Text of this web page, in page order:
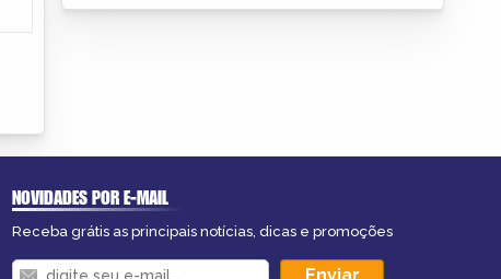
NOVIDADES POR E-MAIL
Receba grátis as principais notícias, dicas e promoções